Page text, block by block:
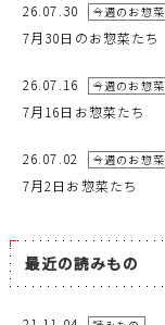
26.07.30 今週のお惣菜
7月30日のお惣菜たち
26.07.16 今週のお惣菜
7月16日お惣菜たち
26.07.02 今週のお惣菜
7月2日お惣菜たち
最近の読みもの